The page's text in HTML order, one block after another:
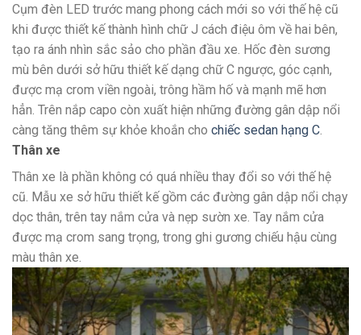
Cụm đèn LED trước mang phong cách mới so với thế hệ cũ
khi được thiết kế thành hình chữ J cách điệu ôm về hai bên,
tạo ra ánh nhìn sắc sảo cho phần đầu xe. Hốc đèn sương
mù bên dưới sở hữu thiết kế dạng chữ C ngược, góc cạnh,
được mạ crom viền ngoài, trông hầm hố và mạnh mẽ hơn
hẳn. Trên nắp capo còn xuất hiện những đường gân dập nổi
càng tăng thêm sự khỏe khoắn cho chiếc sedan hạng C
Thân xe
Thân xe là phần không có quá nhiều thay đổi so với thế hệ
cũ. Mẫu xe sở hữu thiết kế gồm các đường gân dập nổi chạy
dọc thân, trên tay nắm cửa và nẹp sườn xe. Tay nắm cửa
được mạ crom sang trọng, trong ghi gương chiếu hậu cùng
màu thân xe.